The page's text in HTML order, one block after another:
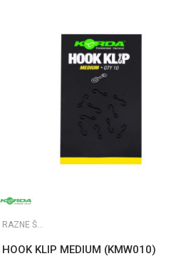
RAZNE ŠARANSKE SITNICE
HOOK KLIP MEDIUM (KMW010)